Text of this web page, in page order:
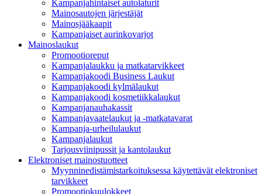
Kampanjahintaiset autolaturit
Mainosautojen järjestäjät
Mainosjääkaapit
Kampanjaiset aurinkovarjot
Mainoslaukut
Promootioreput
Kampanjalaukku ja matkatarvikkeet
Kampanjakoodi Business Laukut
Kampanjakoodi kylmälaukut
Kampanjakoodi kosmetiikkalaukut
Kampanjanauhakassit
Kampanjavaatelaukut ja -matkatavarat
Kampanja-urheilulaukut
Kampanjalaukut
Tarjousviinipussit ja kantolaukut
Elektroniset mainostuotteet
Myynninedistämistarkoituksessa käytettävät elektroniset
tarvikkeet
Promootiokuulokkeet